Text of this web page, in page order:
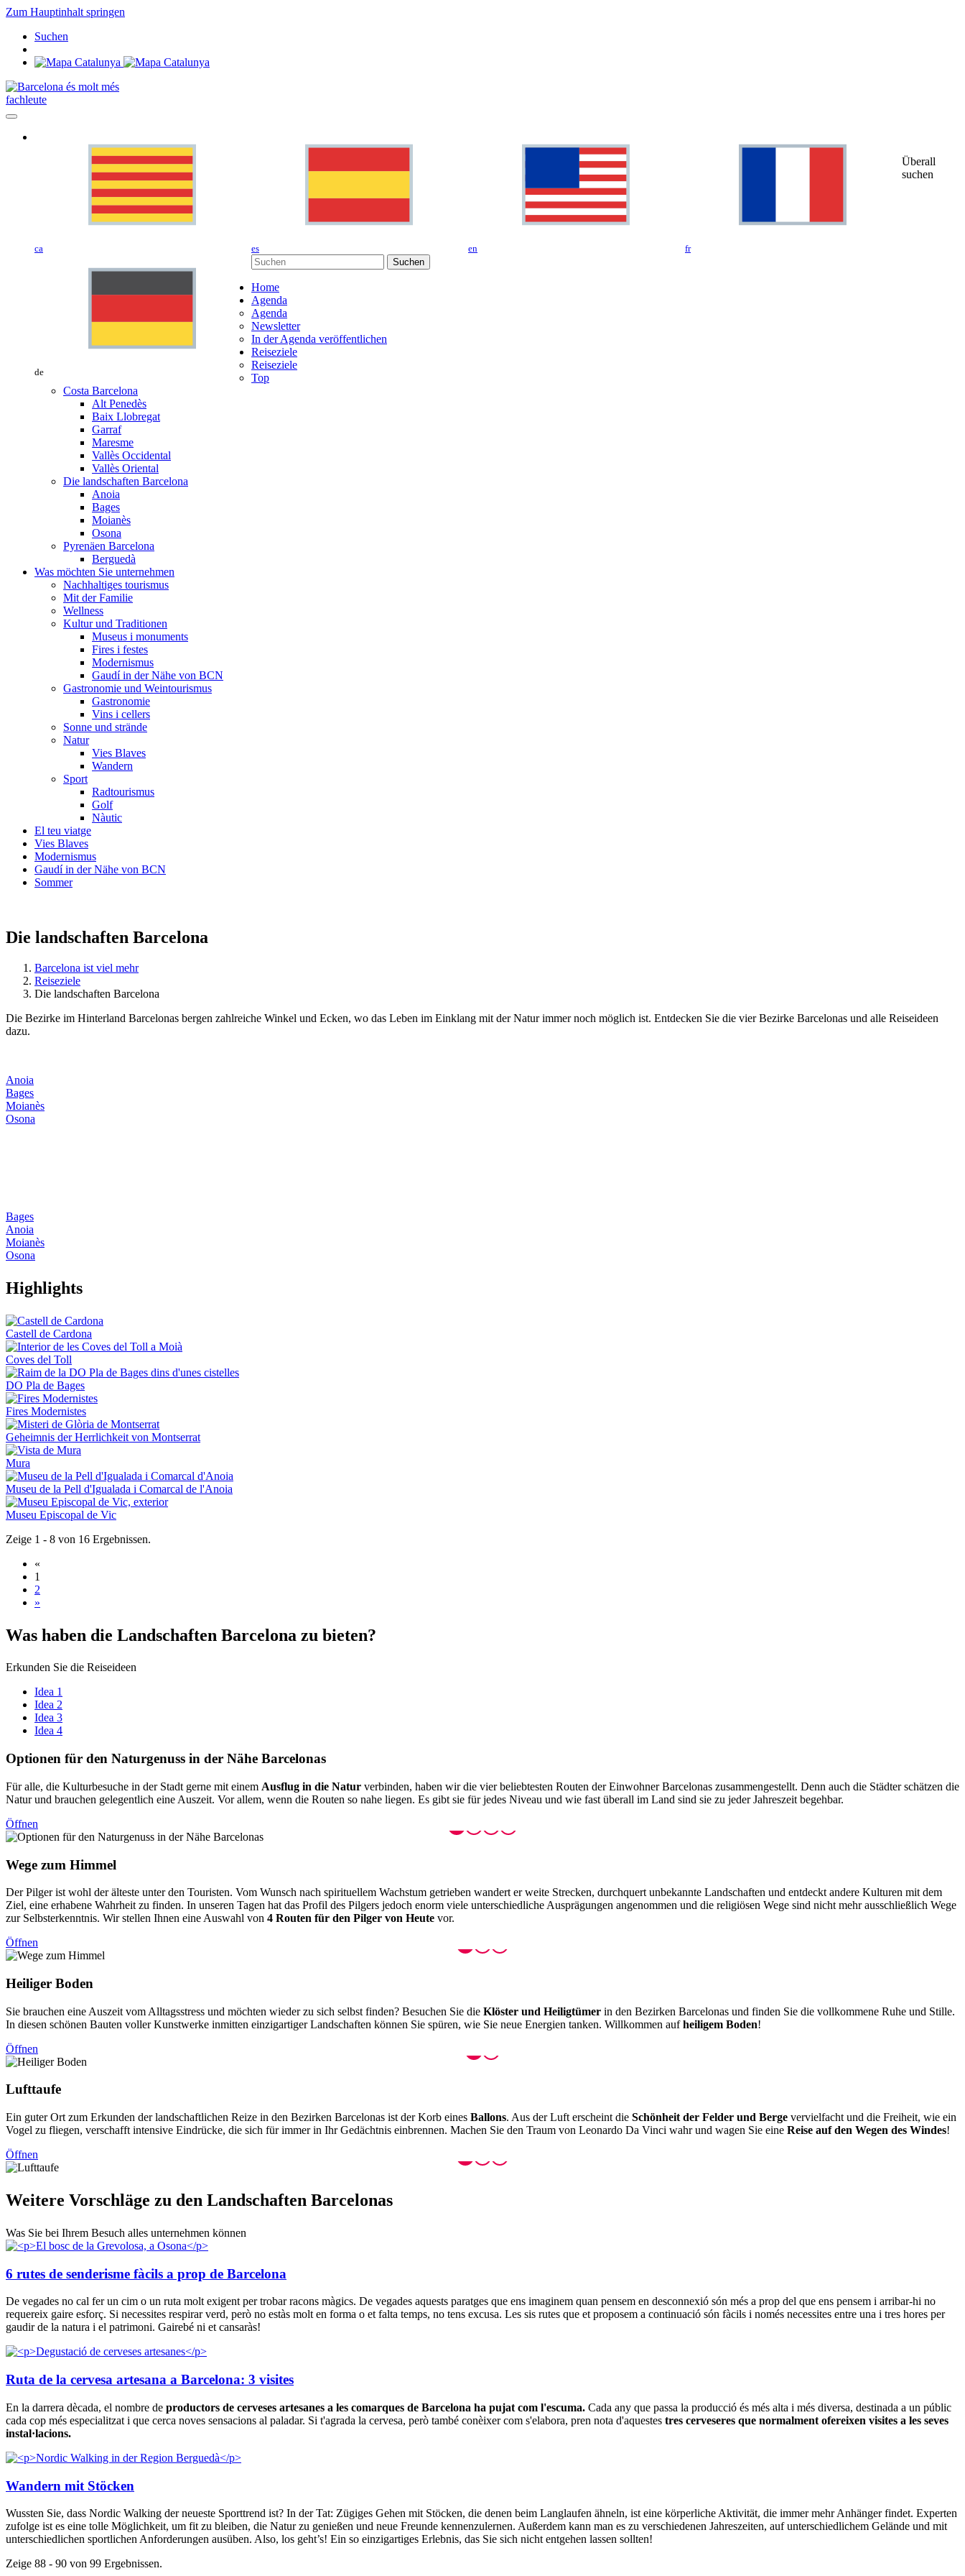
Zum Hauptinhalt springen
Suchen
fachleute
ca es en fr
de
Überall
suchen
Suchen
Home
Agenda
Agenda
Newsletter
In der Agenda veröffentlichen
Reiseziele
Reiseziele
Top
Costa Barcelona
Alt Penedès
Baix Llobregat
Garraf
Maresme
Vallès Occidental
Vallès Oriental
Die landschaften Barcelona
Anoia
Bages
Moianès
Osona
Pyrenäen Barcelona
Berguedà
Was möchten Sie unternehmen
Nachhaltiges tourismus
Mit der Familie
Wellness
Kultur und Traditionen
Museus i monuments
Fires i festes
Modernismus
Gaudí in der Nähe von BCN
Gastronomie und Weintourismus
Gastronomie
Vins i cellers
Sonne und strände
Natur
Vies Blaves
Wandern
Sport
Radtourismus
Golf
Nàutic
El teu viatge
Vies Blaves
Modernismus
Gaudí in der Nähe von BCN
Sommer
Die landschaften Barcelona
Barcelona ist viel mehr
Reiseziele
Die landschaften Barcelona
Die Bezirke im Hinterland Barcelonas bergen zahlreiche Winkel und Ecken, wo das Leben im Einklang mit der Natur immer noch möglich ist. Entdecken Sie die vier Bezirke Barcelonas und alle Reiseideen
dazu.
Anoia
Bages
Moianès
Osona
Bages
Anoia
Moianès
Osona
Highlights
Castell de Cardona
Coves del Toll
DO Pla de Bages
Fires Modernistes
Geheimnis der Herrlichkeit von Montserrat
Mura
Museu de la Pell d'Igualada i Comarcal de l'Anoia
Museu Episcopal de Vic
Zeige 1 - 8 von 16 Ergebnissen.
«
1
2
»
Was haben die Landschaften Barcelona zu bieten?
Erkunden Sie die Reiseideen
Idea 1
Idea 2
Idea 3
Idea 4
Optionen für den Naturgenuss in der Nähe Barcelonas
Für alle, die Kulturbesuche in der Stadt gerne mit einem Ausflug in die Natur verbinden, haben wir die vier beliebtesten Routen der Einwohner Barcelonas zusammengestellt. Denn auch die Städter schätzen die
Natur und brauchen gelegentlich eine Auszeit. Vor allem, wenn die Routen so nahe liegen. Es gibt sie für jedes Niveau und wie fast überall im Land sind sie zu jeder Jahreszeit begehbar.
Öffnen
Wege zum Himmel
Der Pilger ist wohl der älteste unter den Touristen. Vom Wunsch nach spirituellem Wachstum getrieben wandert er weite Strecken, durchquert unbekannte Landschaften und entdeckt andere Kulturen mit dem
Ziel, eine erhabene Wahrheit zu finden. In unseren Tagen hat das Profil des Pilgers jedoch enorm viele unterschiedliche Ausprägungen angenommen und die religiösen Wege sind nicht mehr ausschließlich Wege
zur Selbsterkenntnis. Wir stellen Ihnen eine Auswahl von 4 Routen für den Pilger von Heute vor.
Öffnen
Heiliger Boden
Sie brauchen eine Auszeit vom Alltagsstress und möchten wieder zu sich selbst finden? Besuchen Sie die Klöster und Heiligtümer in den Bezirken Barcelonas und finden Sie die vollkommene Ruhe und Stille.
In diesen schönen Bauten voller Kunstwerke inmitten einzigartiger Landschaften können Sie spüren, wie Sie neue Energien tanken. Willkommen aufheiligem Boden!
Öffnen
Lufttaufe
Ein guter Ort zum Erkunden der landschaftlichen Reize in den Bezirken Barcelonas ist der Korb eines Ballons. Aus der Luft erscheint die Schönheit der Felder und Berge vervielfacht und die Freiheit, wie ein
Vogel zu fliegen, verschafft intensive Eindrücke, die sich für immer in Ihr Gedächtnis einbrennen. Machen Sie den Traum von Leonardo Da Vinci wahr und wagen Sie eine Reise auf den Wegen des Windes!
Öffnen
Weitere Vorschläge zu den Landschaften Barcelonas
Was Sie bei Ihrem Besuch alles unternehmen können
6 rutes de senderisme fàcils a prop de Barcelona
De vegades no cal fer un cim o un ruta molt exigent per trobar racons màgics. De vegades aquests paratges que ens imaginem quan pensem en desconnexió són més a prop del que ens pensem i arribar-hi no
requereix gaire esforç. Si necessites respirar verd, però no estàs molt en forma o et falta temps, no tens excusa. Les sis rutes que et proposem a continuació són fàcils i només necessites entre una i tres hores per
gaudir de la natura i el patrimoni. Gairebé ni et cansaràs!
Ruta de la cervesa artesana a Barcelona: 3 visites
En la darrera dècada, el nombre de productors de cerveses artesanes a les comarques de Barcelona ha pujat com l'escuma. Cada any que passa la producció és més alta i més diversa, destinada a un públic
cada cop més especialitzat i que cerca noves sensacions al paladar. Si t'agrada la cervesa, però també conèixer com s'elabora, pren nota d'aquestes tres cerveseres que normalment ofereixen visites a les seves
instal·lacions.
Wandern mit Stöcken
Wussten Sie, dass Nordic Walking der neueste Sporttrend ist? In der Tat: Zügiges Gehen mit Stöcken, die denen beim Langlaufen ähneln, ist eine körperliche Aktivität, die immer mehr Anhänger findet. Experten
zufolge ist es eine tolle Möglichkeit, um fit zu bleiben, die Natur zu genießen und neue Freunde kennenzulernen. Außerdem kann man es zu verschiedenen Jahreszeiten, auf unterschiedlichem Gelände und mit
unterschiedlichen sportlichen Anforderungen ausüben. Also, los geht’s! Ein so einzigartiges Erlebnis, das Sie sich nicht entgehen lassen sollten!
Zeige 88 - 90 von 99 Ergebnissen.